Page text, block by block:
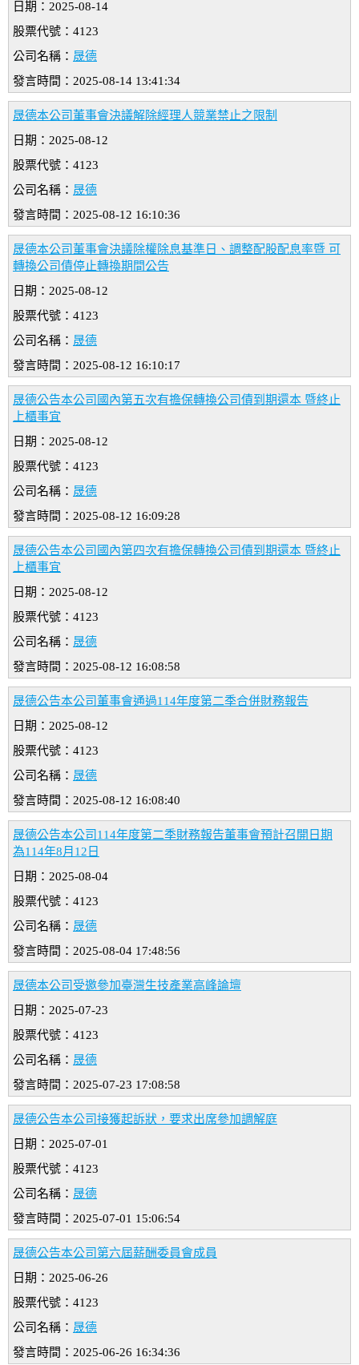
日期：2025-08-14
股票代號：4123
公司名稱： 晟德
發言時間：2025-08-14 13:41:34
晟德本公司董事會決議解除經理人競業禁止之限制
日期：2025-08-12
股票代號：4123
公司名稱： 晟德
發言時間：2025-08-12 16:10:36
晟德本公司董事會決議除權除息基準日、調整配股配息率暨 可
轉換公司債停止轉換期間公告
日期：2025-08-12
股票代號：4123
公司名稱： 晟德
發言時間：2025-08-12 16:10:17
晟德公告本公司國內第五次有擔保轉換公司債到期還本 暨終止
上櫃事宜
日期：2025-08-12
股票代號：4123
公司名稱： 晟德
發言時間：2025-08-12 16:09:28
晟德公告本公司國內第四次有擔保轉換公司債到期還本 暨終止
上櫃事宜
日期：2025-08-12
股票代號：4123
公司名稱： 晟德
發言時間：2025-08-12 16:08:58
晟德公告本公司董事會通過114年度第二季合併財務報告
日期：2025-08-12
股票代號：4123
公司名稱： 晟德
發言時間：2025-08-12 16:08:40
晟德公告本公司114年度第二季財務報告董事會預計召開日期
為114年8月12日
日期：2025-08-04
股票代號：4123
公司名稱： 晟德
發言時間：2025-08-04 17:48:56
晟德本公司受邀參加臺灣生技產業高峰論壇
日期：2025-07-23
股票代號：4123
公司名稱： 晟德
發言時間：2025-07-23 17:08:58
晟德公告本公司接獲起訴狀，要求出席參加調解庭
日期：2025-07-01
股票代號：4123
公司名稱： 晟德
發言時間：2025-07-01 15:06:54
晟德公告本公司第六屆薪酬委員會成員
日期：2025-06-26
股票代號：4123
公司名稱： 晟德
發言時間：2025-06-26 16:34:36